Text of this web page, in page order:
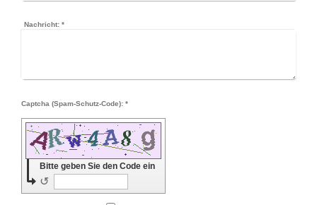
Nachricht:*
Captcha (Spam-Schutz-Code): *
Bitte geben Sie den Code ein
↺